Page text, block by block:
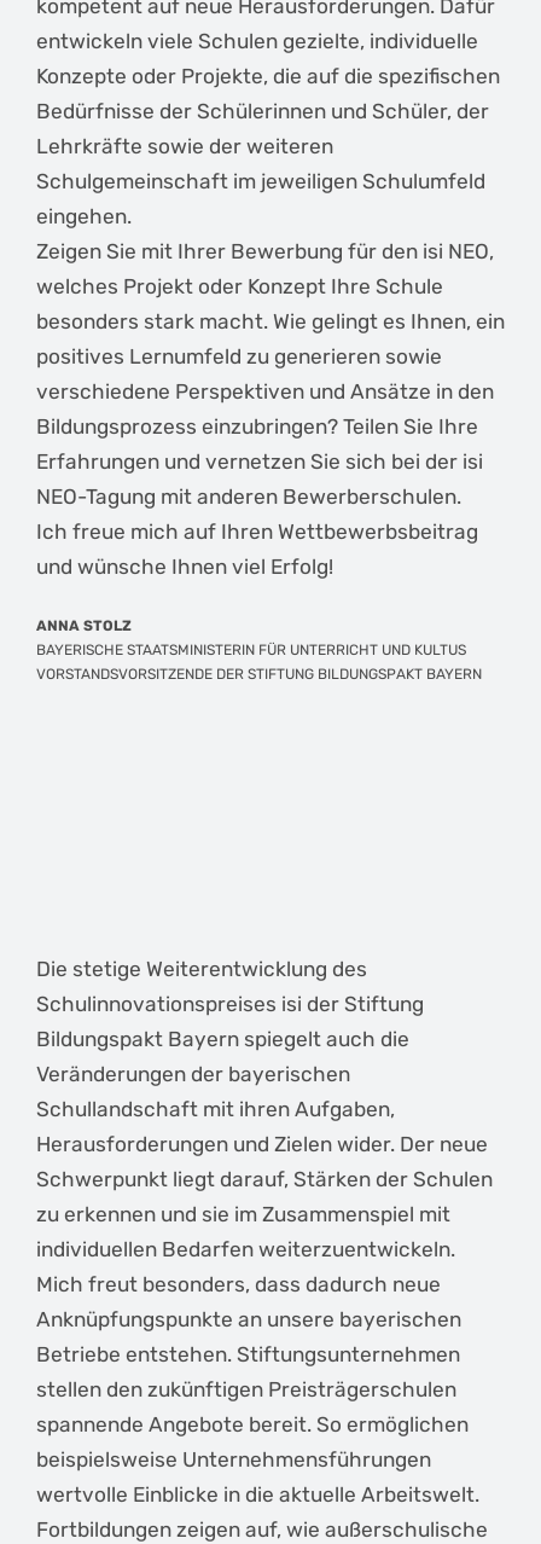
kompetent auf neue Herausforderungen. Dafür
entwickeln viele Schulen gezielte, individuelle
Konzepte oder Projekte, die auf die spezifischen
Bedürfnisse der Schülerinnen und Schüler, der
Lehrkräfte sowie der weiteren
Schulgemeinschaft im jeweiligen Schulumfeld
eingehen.
Zeigen Sie mit Ihrer Bewerbung für den isi NEO,
welches Projekt oder Konzept Ihre Schule
besonders stark macht. Wie gelingt es Ihnen, ein
positives Lernumfeld zu generieren sowie
verschiedene Perspektiven und Ansätze in den
Bildungsprozess einzubringen? Teilen Sie Ihre
Erfahrungen und vernetzen Sie sich bei der isi
NEO-Tagung mit anderen Bewerberschulen.
Ich freue mich auf Ihren Wettbewerbsbeitrag
und wünsche Ihnen viel Erfolg!
ANNA STOLZ
BAYERISCHE STAATSMINISTERIN FÜR UNTERRICHT UND KULTUS
VORSTANDSVORSITZENDE DER STIFTUNG BILDUNGSPAKT BAYERN
Die stetige Weiterentwicklung des
Schulinnovationspreises isi der Stiftung
Bildungspakt Bayern spiegelt auch die
Veränderungen der bayerischen
Schullandschaft mit ihren Aufgaben,
Herausforderungen und Zielen wider. Der neue
Schwerpunkt liegt darauf, Stärken der Schulen
zu erkennen und sie im Zusammenspiel mit
individuellen Bedarfen weiterzuentwickeln.
Mich freut besonders, dass dadurch neue
Anknüpfungspunkte an unsere bayerischen
Betriebe entstehen. Stiftungsunternehmen
stellen den zukünftigen Preisträgerschulen
spannende Angebote bereit. So ermöglichen
beispielsweise Unternehmensführungen
wertvolle Einblicke in die aktuelle Arbeitswelt.
Fortbildungen zeigen auf, wie außerschulische